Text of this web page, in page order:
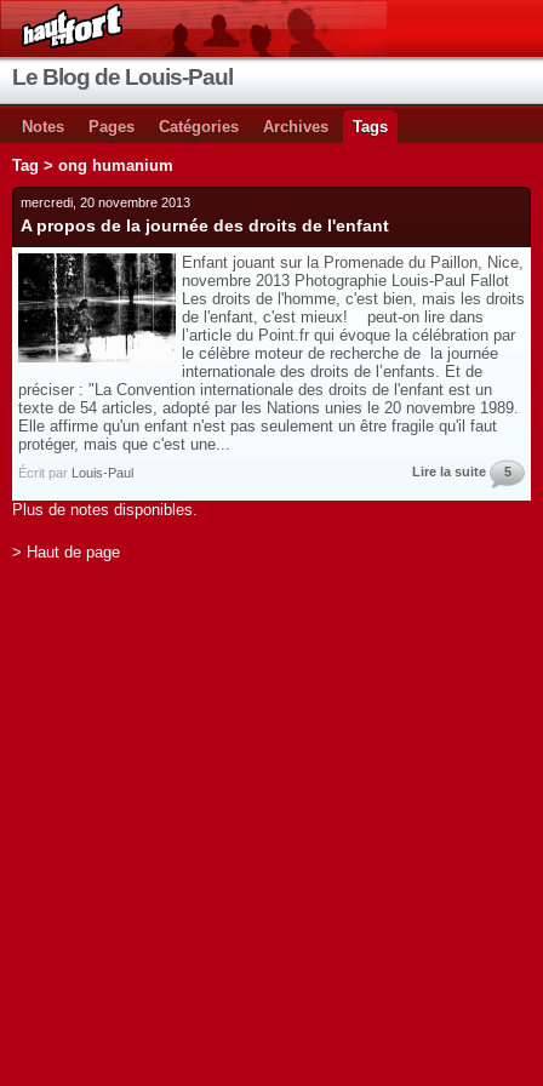
Le Blog de Louis-Paul
Notes Pages Catégories Archives Tags
Tag > ong humanium
mercredi, 20 novembre 2013
A propos de la journée des droits de l'enfant
Enfant jouant sur la Promenade du Paillon, Nice,
novembre 2013 Photographie Louis-Paul Fallot
Les droits de l'homme, c'est bien, mais les droits
de l'enfant, c'est mieux! peut-on lire dans
l’article du Point.fr qui évoque la célébration par
le célèbre moteur de recherche de la journée
internationale des droits de l’enfants. Et de
préciser : "La Convention internationale des droits de l'enfant est un
texte de 54 articles, adopté par les Nations unies le 20 novembre 1989.
Elle affirme qu'un enfant n'est pas seulement un être fragile qu'il faut
protéger, mais que c'est une...
Écrit par Louis-Paul Lire la suite 5
Plus de notes disponibles.
> Haut de page